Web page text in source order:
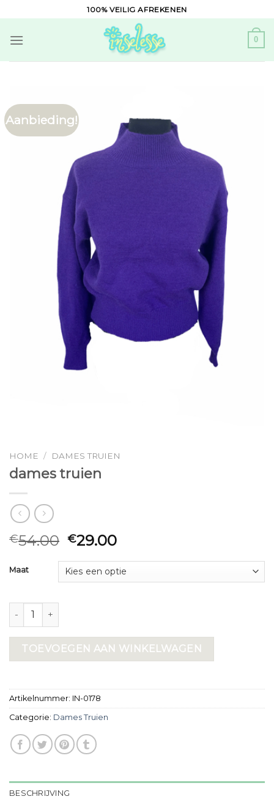
to
content
100% VEILIG AFREKENEN
0
Aanbieding!
HOME / DAMES TRUIEN
dames truien
€54.00 €29.00
Maat
dames truien aantal
TOEVOEGEN AAN WINKELWAGEN
Artikelnummer: IN-0178
Categorie: Dames Truien
BESCHRIJVING